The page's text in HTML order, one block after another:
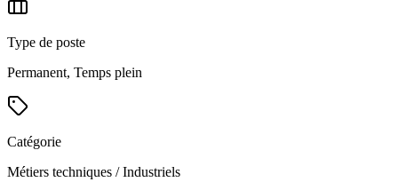
Type de poste
Permanent, Temps plein
Catégorie
Métiers techniques / Industriels